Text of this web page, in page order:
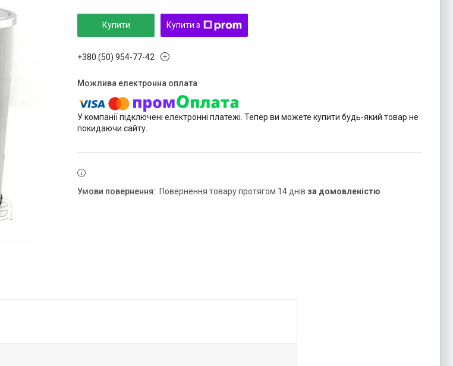
Купити Купити з
+380 (50) 954-77-42
У компанії підключені електронні платежі. Тепер ви можете купити будь-який товар не
покидаючи сайту.
повернення товару протягом 14 днів за домовленістю